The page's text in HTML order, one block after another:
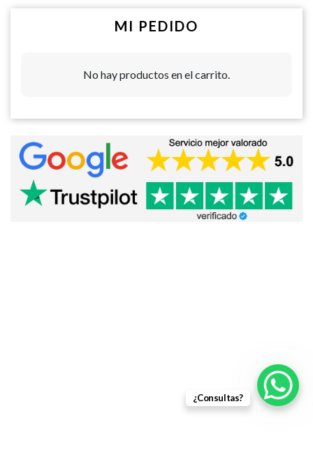
MI PEDIDO
No hay productos en el carrito.
¿Consultas?